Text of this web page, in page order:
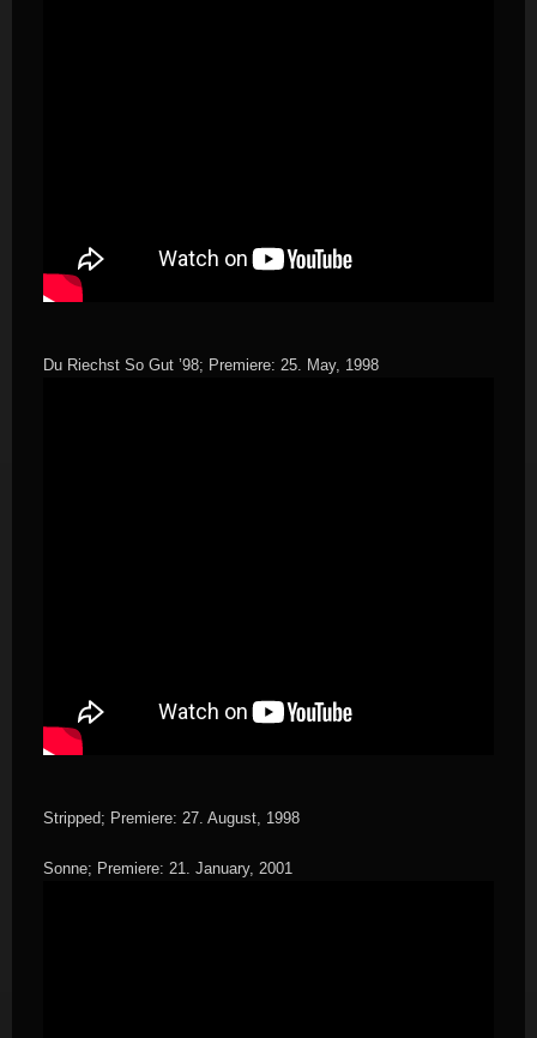
Du Riechst So Gut ’98; Premiere: 25. May, 1998
Stripped; Premiere: 27. August, 1998
Sonne; Premiere: 21. January, 2001